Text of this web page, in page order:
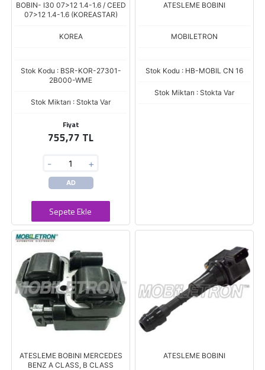
BOBIN- I30 07>12 1.4-1.6 / CEED
07>12 1.4-1.6 (KOREASTAR)
KOREA
Stok Kodu : BSR-KOR-27301-
2B000-WME
Stok Miktarı : Stokta Var
Fiyat
755,77 TL
- +
AD
Sepete Ekle
ATESLEME BOBINI
MOBILETRON
Stok Kodu : HB-MOBIL CN 16
Stok Miktarı : Stokta Var
ATESLEME BOBINI MERCEDES
BENZ A CLASS, B CLASS
ATESLEME BOBINI